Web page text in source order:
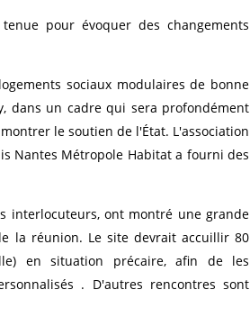
pour évoquer des changements
sociaux modulaires de bonne
dans un cadre qui sera profondément
le soutien de l'État. L'association
Nantes Métropole Habitat a fourni des
interlocuteurs, ont montré une grande
la réunion. Le site devrait accuillir 80
en situation précaire, afin de les
. D'autres rencontres sont